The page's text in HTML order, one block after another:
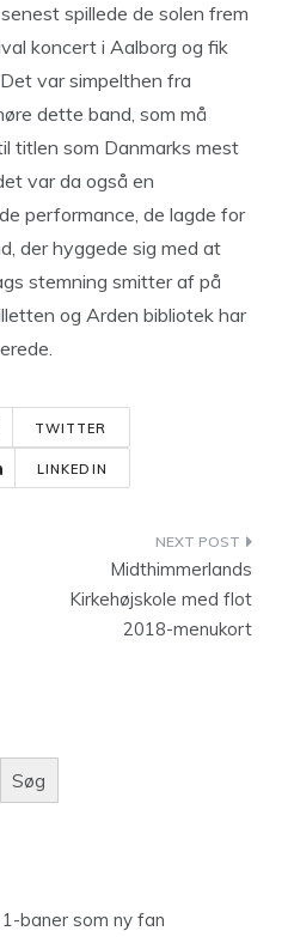
spillede de solen frem
koncert i Aalborg og fik
var simpelthen fra
dette band, som må
titlen som Danmarks mest
var da også en
performance, de lagde for
der hyggede sig med at
stemning smitter af på
og Arden bibliotek har
TWITTER
LINKEDIN
Midthimmerlands
Kirkehøjskole med flot
2018-menukort
Søg
baner som ny fan